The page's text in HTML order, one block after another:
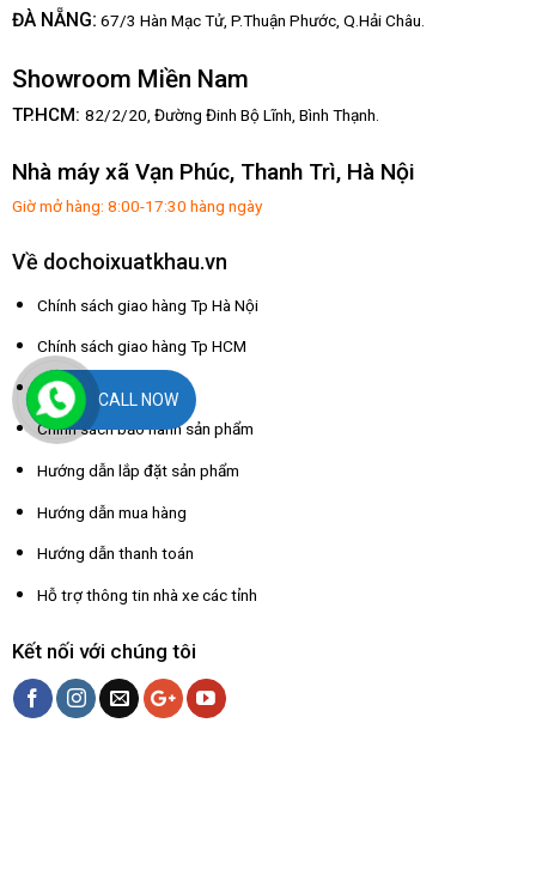
ĐÀ NẴNG: 67/3 Hàn Mạc Tử, P.Thuận Phước, Q.Hải Châu.
Showroom Miền Nam
TP.HCM: 82/2/20, Đường Đinh Bộ Lĩnh, Bình Thạnh.
Nhà máy xã Vạn Phúc, Thanh Trì, Hà Nội
Giờ mở hàng: 8:00-17:30 hàng ngày
Về dochoixuatkhau.vn
Chính sách giao hàng Tp Hà Nội
Chính sách giao hàng Tp HCM
Chính sách đổi trả
Chính sách bảo hành sản phẩm
Hướng dẫn lắp đặt sản phẩm
Hướng dẫn mua hàng
Hướng dẫn thanh toán
Hỗ trợ thông tin nhà xe các tỉnh
Kết nối với chúng tôi
CALL NOW